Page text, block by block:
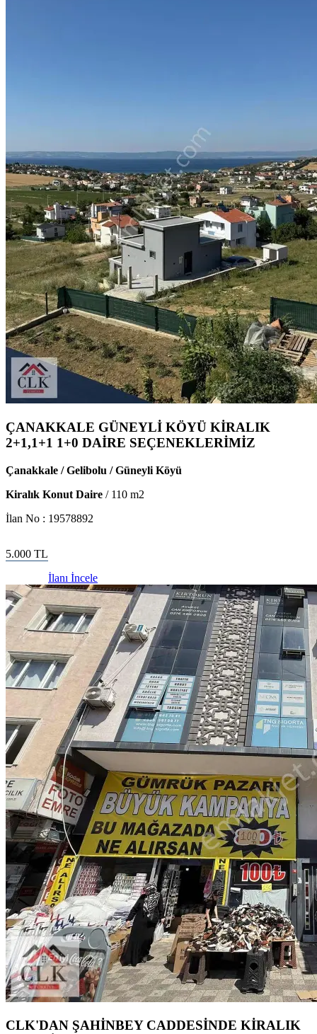
ÇANAKKALE GÜNEYLİ KÖYÜ KİRALIK
2+1,1+1 1+0 DAİRE SEÇENEKLERİMİZ
Çanakkale / Gelibolu / Güneyli Köyü
Kiralık Konut Daire / 110 m2
İlan No : 19578892
5.000 TL
İlanı İncele
CLK'DAN ŞAHİNBEY CADDESİNDE KİRALIK